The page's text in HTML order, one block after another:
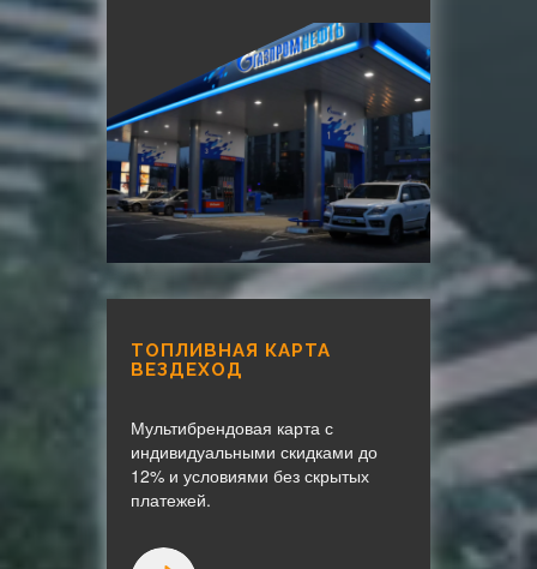
ТОПЛИВНАЯ КАРТА
ВЕЗДЕХОД
Мультибрендовая карта с
индивидуальными скидками до
12% и условиями без скрытых
платежей.